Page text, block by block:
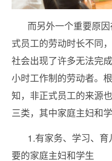
而另外一个重要原
式员工的劳动时长不同
社会出现了许多无法完
小时工作制的劳动者。
知，非正式员工的来源
三类，其中家庭主妇和
1.有家务、学习、
要的家庭主妇和学生